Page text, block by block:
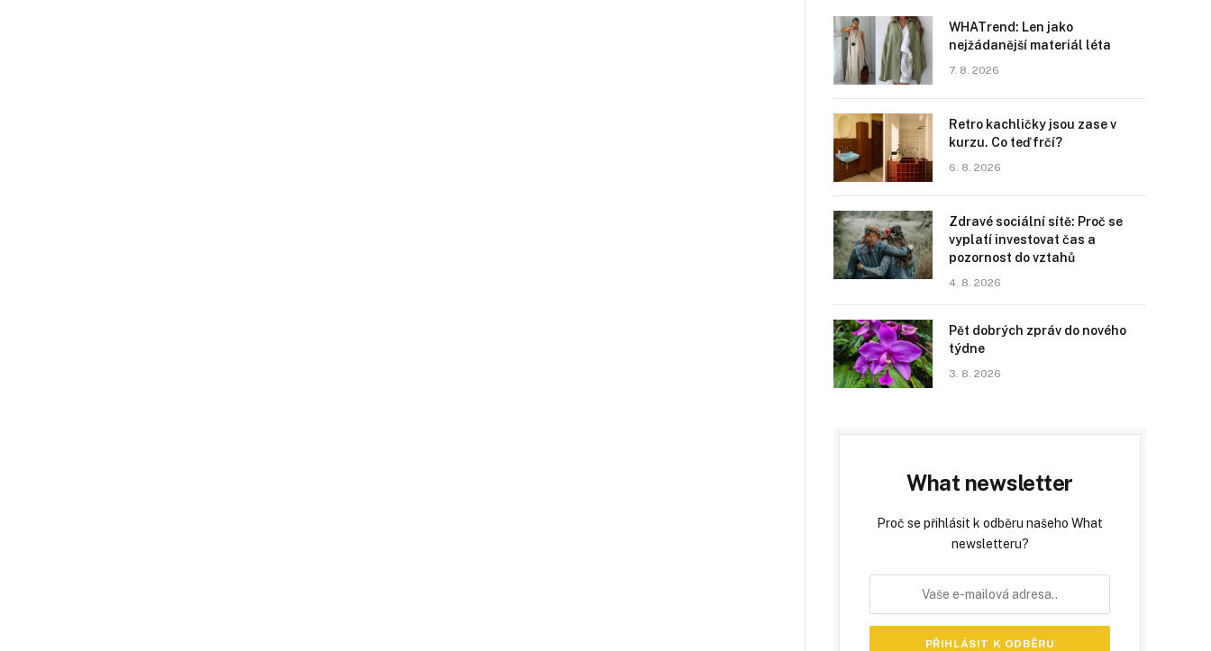
WHATrend: Len jako
nejžádanější materiál léta
7. 8. 2026
Retro kachličky jsou zase v
kurzu. Co teď frčí?
6. 8. 2026
Zdravé sociální sítě: Proč se
vyplatí investovat čas a
pozornost do vztahů
4. 8. 2026
Pět dobrých zpráv do nového
týdne
3. 8. 2026
What newsletter
Proč se přihlásit k odběru našeho What
newsletteru?